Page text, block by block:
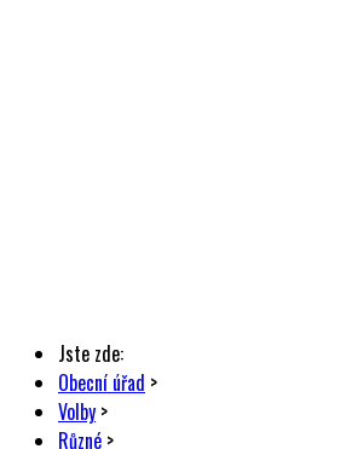
Jste zde:
Obecní úřad >
Volby >
Různé >